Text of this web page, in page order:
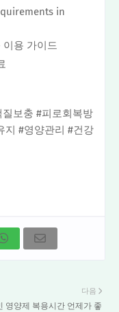
in
용 가이드
보충 #피로회복방
지 #영양관리 #건강
다음
영양제 복용시간 언제가 좋